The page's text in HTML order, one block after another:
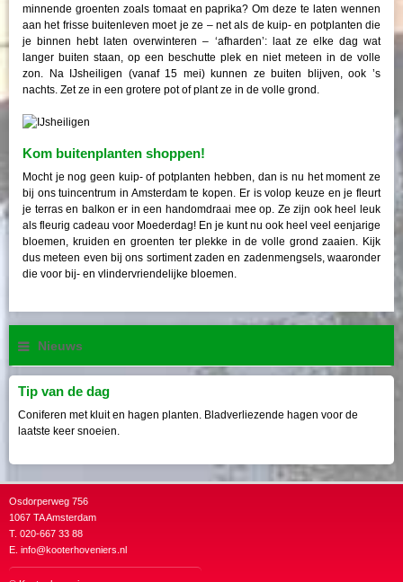
minnende groenten zoals tomaat en paprika? Om deze te laten wennen
aan het frisse buitenleven moet je ze – net als de kuip- en potplanten die
je binnen hebt laten overwinteren – ‘afharden’: laat ze elke dag wat
langer buiten staan, op een beschutte plek en niet meteen in de volle
zon. Na IJsheiligen (vanaf 15 mei) kunnen ze buiten blijven, ook ’s
nachts. Zet ze in een grotere pot of plant ze in de volle grond.
Kom buitenplanten shoppen!
Mocht je nog geen kuip- of potplanten hebben, dan is nu het moment ze
bij ons tuincentrum in Amsterdam te kopen. Er is volop keuze en je fleurt
je terras en balkon er in een handomdraai mee op. Ze zijn ook heel leuk
als fleurig cadeau voor Moederdag! En je kunt nu ook heel veel eenjarige
bloemen, kruiden en groenten ter plekke in de volle grond zaaien. Kijk
dus meteen even bij ons sortiment zaden en zadenmengsels, waaronder
die voor bij- en vlindervriendelijke bloemen.
Nieuws
Tip van de dag
Coniferen met kluit en hagen planten. Bladverliezende hagen voor de
laatste keer snoeien.
Osdorperweg 756
1067 TA Amsterdam
T. 020-667 33 88
E. info@kooterhoveniers.nl